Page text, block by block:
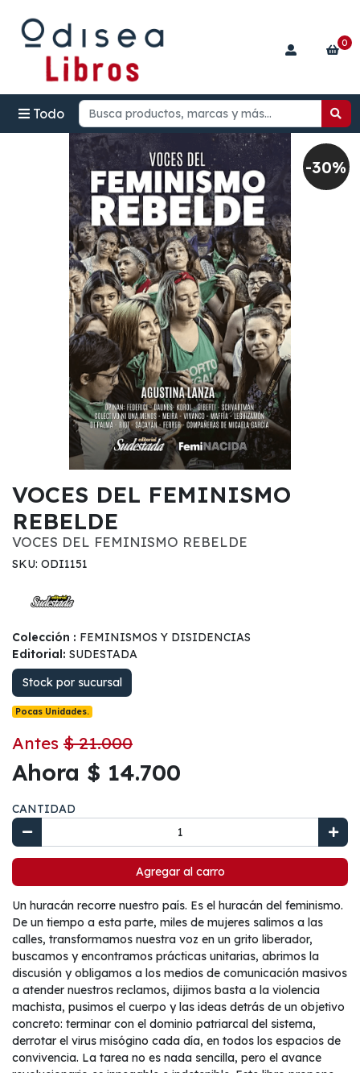
Todo
0
-30%
VOCES DEL FEMINISMO
REBELDE
VOCES DEL FEMINISMO REBELDE
SKU: ODI1151
Colección : FEMINISMOS Y DISIDENCIAS
Editorial: SUDESTADA
Stock por sucursal
Pocas Unidades.
Antes $ 21.000
Ahora $ 14.700
CANTIDAD
Agregar al carro
Un huracán recorre nuestro país. Es el huracán del feminismo.
De un tiempo a esta parte, miles de mujeres salimos a las
calles, transformamos nuestra voz en un grito liberador,
buscamos y encontramos prácticas unitarias, abrimos la
discusión y obligamos a los medios de comunicación masivos
a atender nuestros reclamos, dijimos basta a la violencia
machista, pusimos el cuerpo y las ideas detrás de un objetivo
concreto: terminar con el dominio patriarcal del sistema,
derrotar el virus misógino cada día, en todos los espacios de
convivencia. La tarea no es nada sencilla, pero el avance